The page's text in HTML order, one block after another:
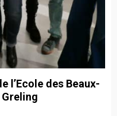
l’Ecole des Beaux-
Greling